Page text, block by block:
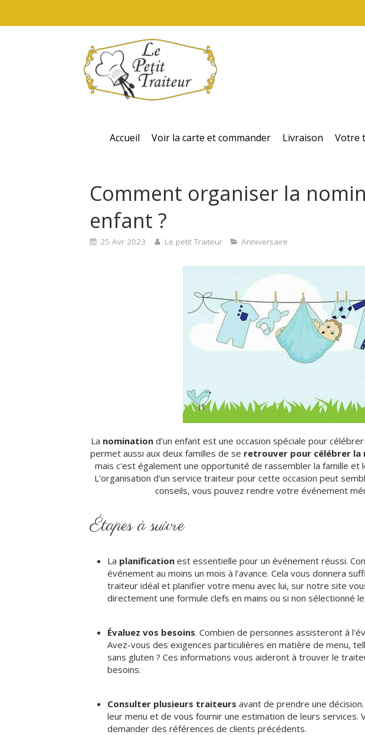
Accueil Voir la carte et commander Livraison Votre
Comment organiser la
enfant ?
25 Avr 2023 Le petit Traiteur Anniversaire
La nomination d'un enfant est une occasion spéciale pour
permet aussi aux deux familles de se retrouver pour célébrer la
mais c'est également une opportunité de rassembler la famille et
L'organisation d'un service traiteur pour cette occasion peut
conseils, vous pouvez rendre votre événement
Étapes à suivre
La planification est essentielle pour un événement réussi.
événement au moins un mois à l'avance. Cela vous donnera
traiteur idéal et planifier votre menu avec lui, sur notre site
directement une formule clefs en mains ou si non sélectionné
Évaluez vos besoins. Combien de personnes assisteront à
Avez-vous des exigences particulières en matière de menu,
sans gluten ? Ces informations vous aideront à trouver le
besoins.
Consulter plusieurs traiteurs avant de prendre une
leur menu et de vous fournir une estimation de leurs services.
demander des références de clients précédents.